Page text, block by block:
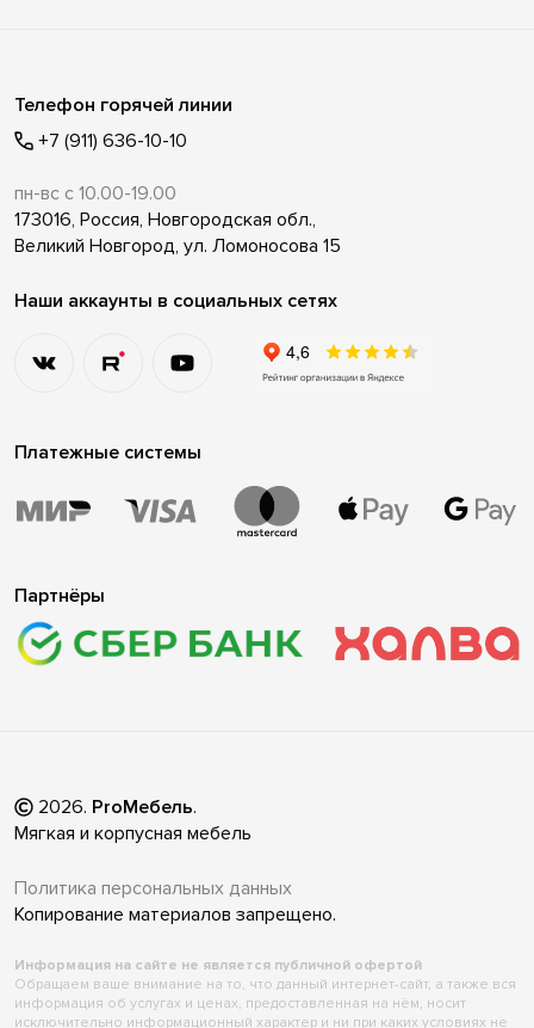
Телефон горячей линии
+7 (911) 636-10-10
пн-вс с 10.00-19.00
173016, Россия, Новгородская обл.,
Великий Новгород, ул. Ломоносова 15
Наши аккаунты в социальных сетях
Платежные системы
Партнёры
2026. ProМебель.
Мягкая и корпусная мебель
Политика персональных данных
Копирование материалов запрещено.
Информация на сайте не является публичной офертой
Обращаем ваше внимание на то, что данный интернет-сайт, а также вся
информация об услугах и ценах, предоставленная на нём, носит
исключительно информационный характер и ни при каких условиях не